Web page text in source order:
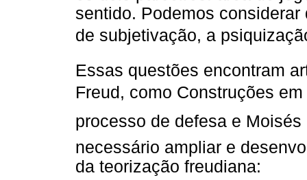
sentido. Podemos
de subjetivação, a
Essas questões encontram
Freud, como Construções
processo de defesa e
necessário ampliar e
da teorização freudiana: